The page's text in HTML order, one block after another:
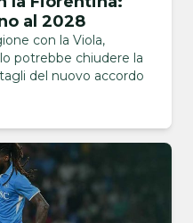
al 2028
con la Viola,
potrebbe chiudere la
del nuovo accordo